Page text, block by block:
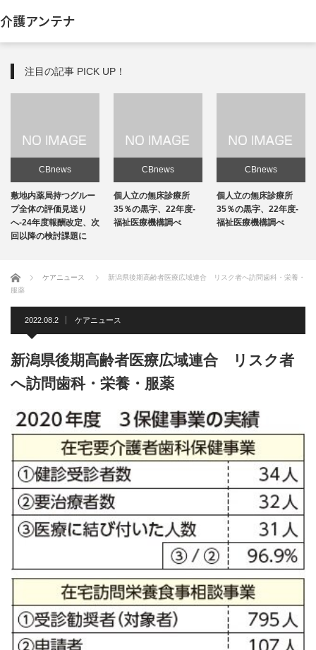
介護アンテナ
注目の記事 PICK UP！
CBnews
敷地内薬局持つグルー
プ全体の評価見送り
へ-24年度報酬改定、次
回以降の検討課題に
CBnews
個人立の無床診療所
35％の黒字、22年度-
福祉医療機構調べ
CBnews
個人立の無床診療所
35％の黒字、22年度-
福祉医療機構調べ
ホーム ケアニュース
新潟県後期高齢者医療広域連合 リスク者へ訪問歯科・栄養・
服薬
2022.08.2 ケアニュース
新潟県後期高齢者医療広域連合 リスク者
へ訪問歯科・栄養・服薬